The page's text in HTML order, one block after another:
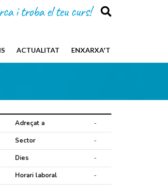
i troba el teu curs!
ACTUALITAT ENXARXA'T
Adreçat a
-
Sector
-
Dies
-
Horari laboral
-